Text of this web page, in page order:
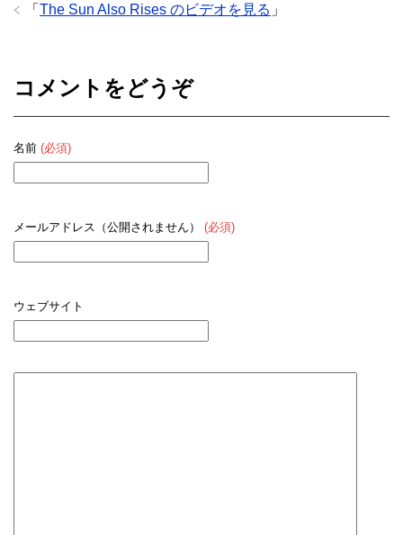
「 The Sun Also Rises のビデオを見る 」
コメントをどうぞ
名前 (必須)
メールアドレス（公開されません） (必須)
ウェブサイト